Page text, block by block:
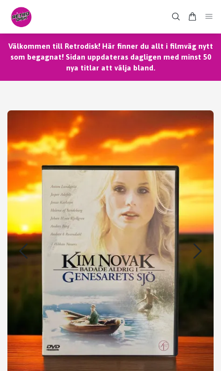
Välkommen till Retrodisk! Här finner du allt i filmväg nytt
som begagnat! Sidan uppdateras dagligen med minst 50
nya titlar att välja bland.